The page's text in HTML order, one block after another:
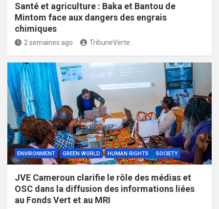
Santé et agriculture : Baka et Bantou de
Mintom face aux dangers des engrais
chimiques
2 semaines ago TribuneVerte
ENVIRONMENT GREEN WORLD HUMAN RIGHTS SOCIETY
JVE Cameroun clarifie le rôle des médias et
OSC dans la diffusion des informations liées
au Fonds Vert et au MRI